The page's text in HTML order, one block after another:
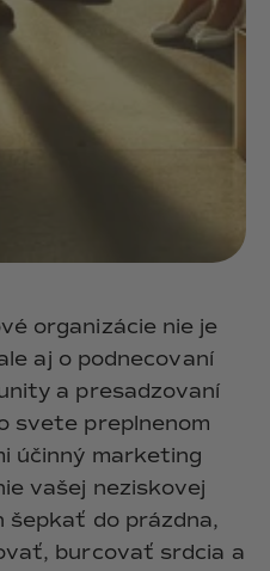
organizácie nie je
aj o podnecovaní
a presadzovaní
svete preplnenom
účinný marketing
vašej neziskovej
šepkať do prázdna,
burcovať srdcia a